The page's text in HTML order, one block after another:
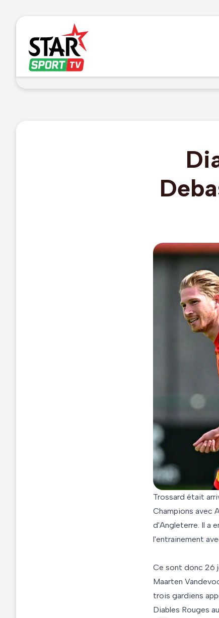
Trossard était
Champions avec
d'Angleterre. Il a
l'entrainement
Ce sont donc 26
Maarten
trois gardiens
Diables Rouges